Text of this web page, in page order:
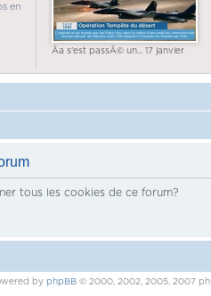
en
Ãa s'est passÃ© un... 17 janvier
tous les cookies de ce forum?
by phpBB© 2000, 2002, 2005, 2007